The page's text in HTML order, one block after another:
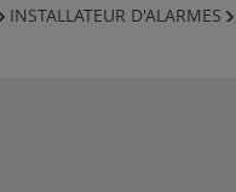
INSTALLATEUR D'ALARMES